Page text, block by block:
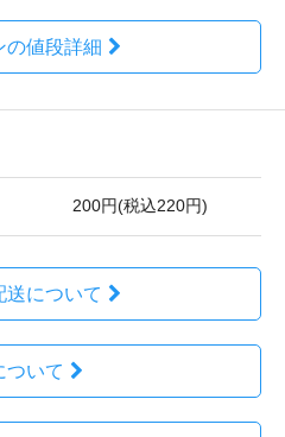
の値段詳細
200円(税込220円)
送について
ついて